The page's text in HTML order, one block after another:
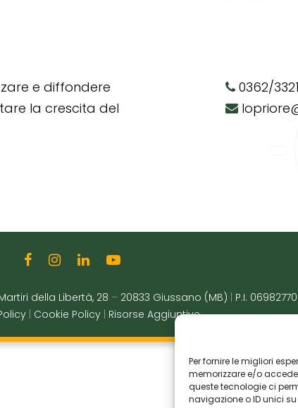
Per fornire le migliori
memorizzare e/o
queste tecnologie ci
navigazione o ID unici
e diffondere
la crescita del
0362/
della Libertà, 28 – 20833 Giussano (MB)
P.I.
Cookie Policy Risorse Aggiuntive